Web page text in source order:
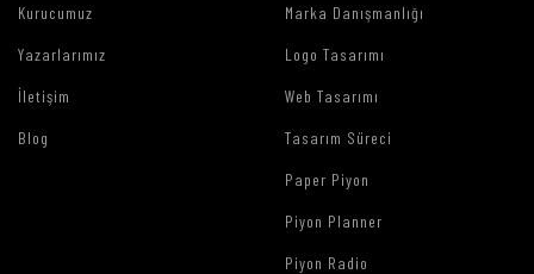
Kurucumuz
Yazarlarımız
İletişim
Blog
Marka Danışmanlığı
Logo Tasarımı
Web Tasarımı
Tasarım Süreci
Paper Piyon
Piyon Planner
Piyon Radio